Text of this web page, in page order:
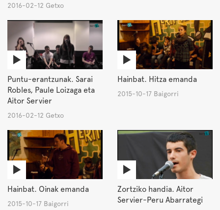
2016-02-12 Getxo
Puntu-erantzunak. Sarai
Robles, Paule Loizaga eta
Aitor Servier
2016-02-12 Getxo
Hainbat. Hitza emanda
2015-10-17 Baigorri
Hainbat. Oinak emanda
2015-10-17 Baigorri
Zortziko handia. Aitor
Servier-Peru Abarrategi